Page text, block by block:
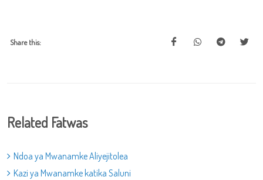
Share this:
Related Fatwas
Ndoa ya Mwanamke Aliyejitolea
Kazi ya Mwanamke katika Saluni